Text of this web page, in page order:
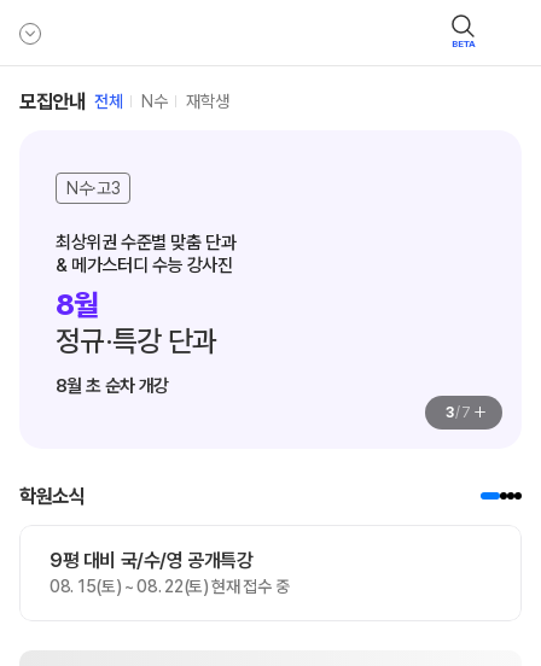
BETA
모집안내 전체 N수 재학생
N수·고3
최상위권 수준별 맞춤 단과
& 메가스터디 수능 강사진
8월
정규·특강 단과
8월 초 순차 개강
3/7 +
학원소식
9평 대비 국/수/영 공개특강
08. 15(토) ~ 08. 22(토) 현재 접수 중